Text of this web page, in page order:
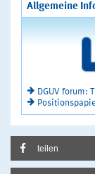
Allgemeine
DGUV forum:
teilen